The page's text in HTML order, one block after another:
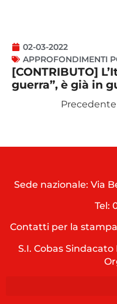
02-03-2022
APPROFONDIMENTI
[CONTRIBUTO]
guerra”, è già in
Precedente
Sede nazionale: Via
Tel:
Contatti per la
S.I. Cobas